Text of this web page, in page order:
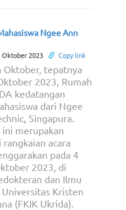
Ngee Ann
Oktober 2023 Copy link
Oktober, tepatnya
2023, Rumah
kedatangan
dari Ngee
Singapura.
merupakan
rangkaian acara
pada 4
2023, di
dan Ilmu
Kristen
(FKIK Ukrida).